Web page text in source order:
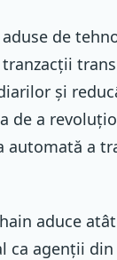
de
și
de a
a
aduce
ca agenții